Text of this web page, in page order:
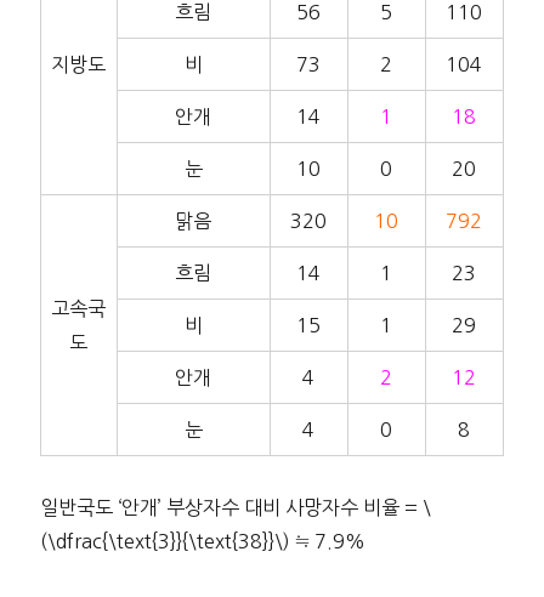
지방도
흐림 56 5 110
비 73 2 104
안개 14 1 18
눈 10 0 20
고속국
도
맑음 320 10 792
흐림 14 1 23
비 15 1 29
안개 4 2 12
눈 4 0 8
일반국도 ‘안개’ 부상자수 대비 사망자수 비율 = \
(\dfrac{\text{3}}{\text{38}}\) ≒ 7.9%